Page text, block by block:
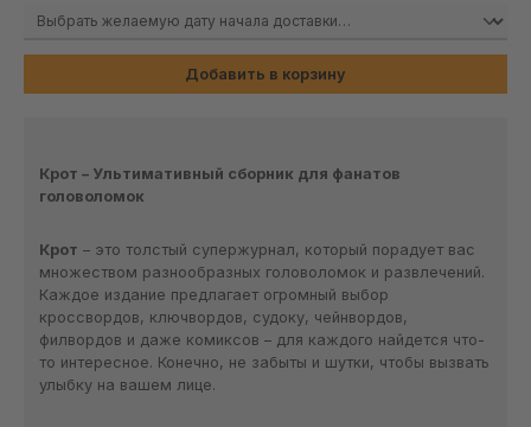
Добавить в корзину
Крот – Ультимативный сборник для фанатов
головоломок
Крот – это толстый супержурнал, который порадует вас
множеством разнообразных головоломок и развлечений.
Каждое издание предлагает огромный выбор
кроссвордов, ключвордов, судоку, чейнвордов,
филвордов и даже комиксов – для каждого найдется что-
то интересное. Конечно, не забыты и шутки, чтобы вызвать
улыбку на вашем лице.